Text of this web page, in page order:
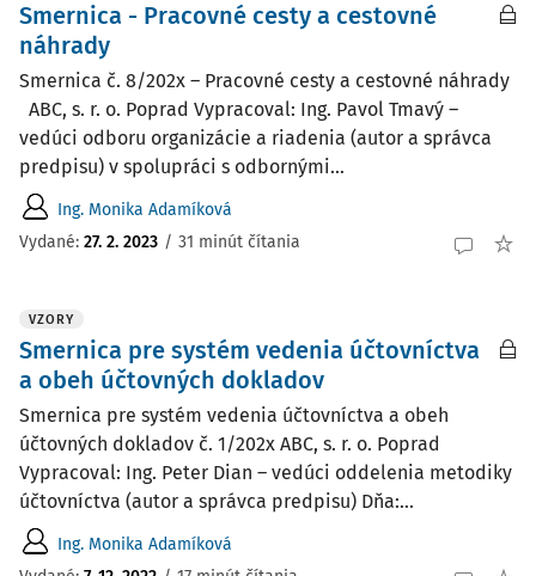
Smernica - Pracovné cesty a cestovné
náhrady
Smernica č. 8/202x – Pracovné cesty a cestovné náhrady
ABC, s. r. o. Poprad Vypracoval: Ing. Pavol Tmavý –
vedúci odboru organizácie a riadenia (autor a správca
predpisu) v spolupráci s odbornými...
Ing. Monika Adamíková
Vydané: 27. 2. 2023 / 31 minút čítania
VZORY
Smernica pre systém vedenia účtovníctva
a obeh účtovných dokladov
Smernica pre systém vedenia účtovníctva a obeh
účtovných dokladov č. 1/202x ABC, s. r. o. Poprad
Vypracoval: Ing. Peter Dian – vedúci oddelenia metodiky
účtovníctva (autor a správca predpisu) Dňa:...
Ing. Monika Adamíková